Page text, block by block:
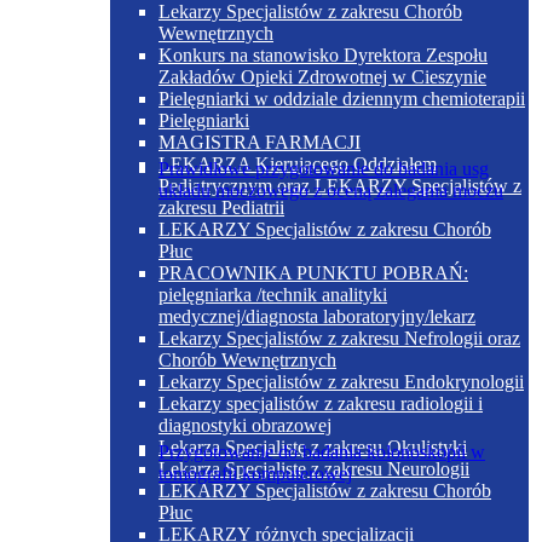
Lekarzy Specjalistów z zakresu Chorób
Wewnętrznych
Konkurs na stanowisko Dyrektora Zespołu
Zakładów Opieki Zdrowotnej w Cieszynie
Pielęgniarki w oddziale dziennym chemioterapii
Pielęgniarki
MAGISTRA FARMACJI
LEKARZA Kierującego Oddziałem
Pediatrycznym oraz LEKARZY Specjalistów z
zakresu Pediatrii
LEKARZY Specjalistów z zakresu Chorób
Płuc
PRACOWNIKA PUNKTU POBRAŃ:
pielęgniarka /technik analityki
medycznej/diagnosta laboratoryjny/lekarz
Lekarzy Specjalistów z zakresu Nefrologii oraz
Chorób Wewnętrznych
Lekarzy Specjalistów z zakresu Endokrynologii
Lekarzy specjalistów z zakresu radiologii i
diagnostyki obrazowej
Lekarza Specjalistę z zakresu Okulistyki
Lekarza Specjalistę z zakresu Neurologii
LEKARZY Specjalistów z zakresu Chorób
Płuc
LEKARZY różnych specjalizacji
Prawidłowe przygotowanie do badania usg
układu moczowego z oceną zalegania moczu
Przygotowanie do badania kolonoskopii w
tomografii komputerowej